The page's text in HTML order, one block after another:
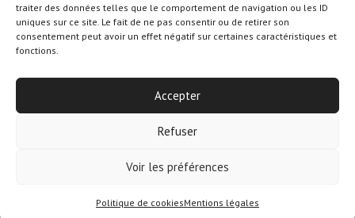
traiter des données telles que le comportement de navigation ou les ID
uniques sur ce site. Le fait de ne pas consentir ou de retirer son
consentement peut avoir un effet négatif sur certaines caractéristiques et
fonctions.
Accepter
Refuser
Voir les préférences
Politique de cookiesMentions légales
cookies|Conditions Générales de Vente